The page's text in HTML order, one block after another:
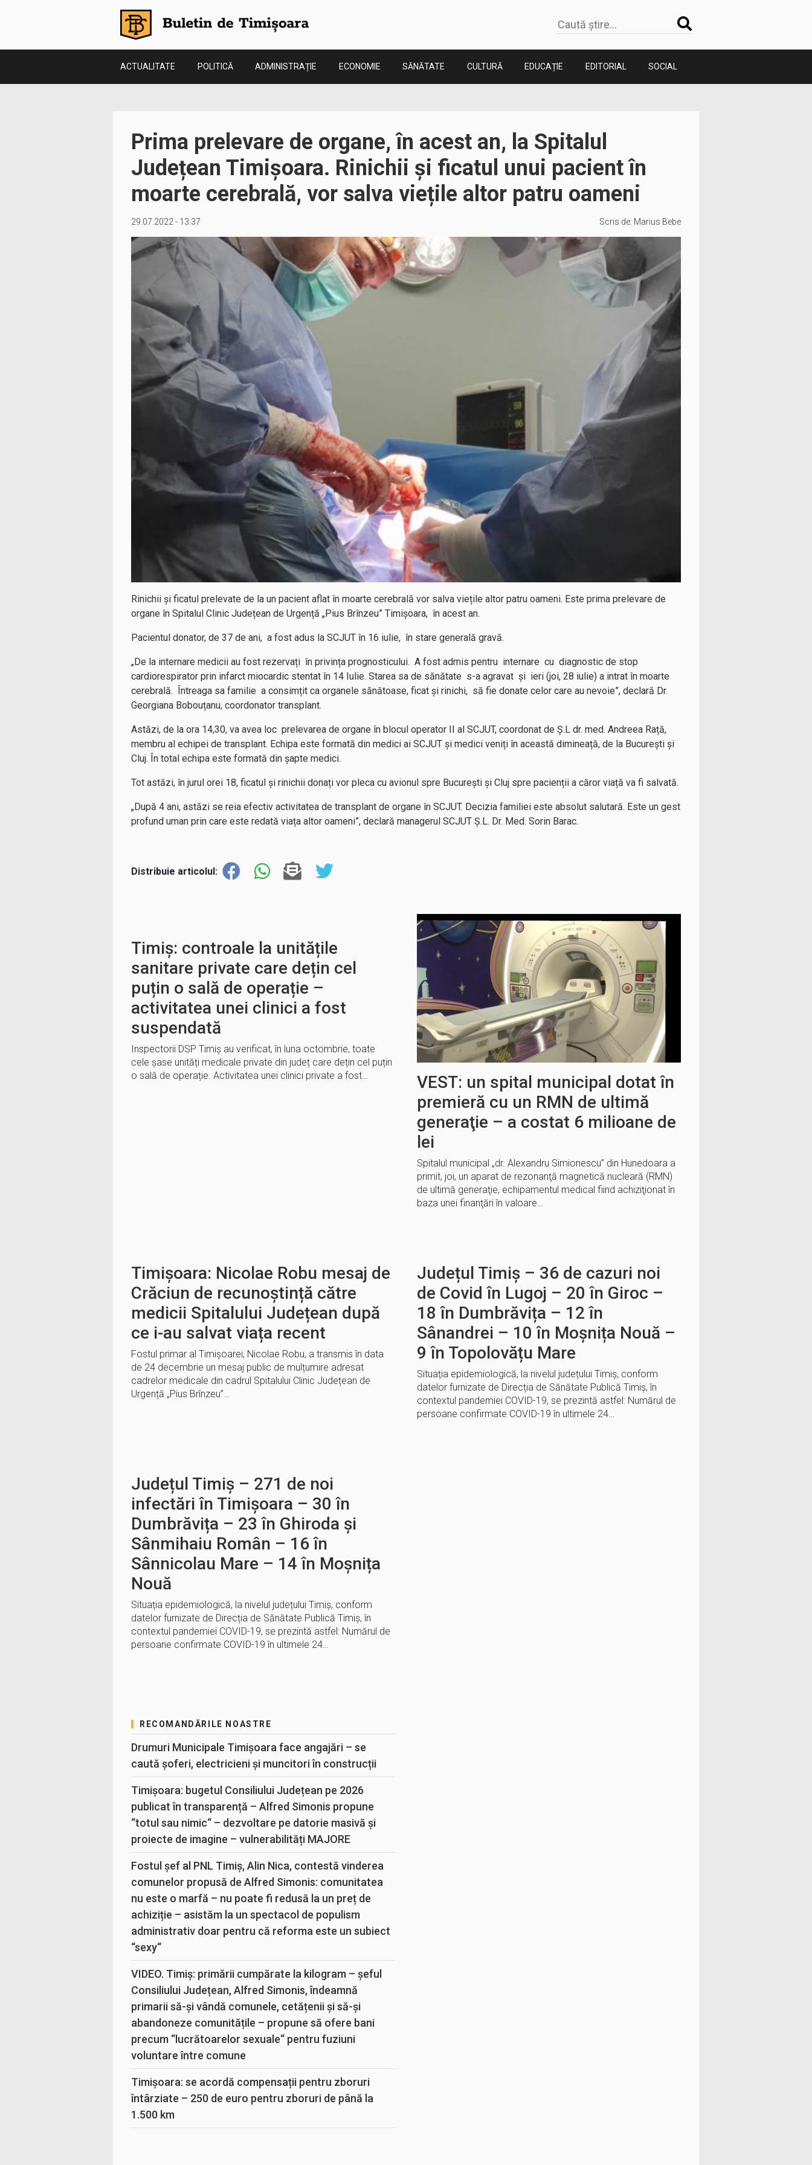
ACTUALITATE POLITICĂ ADMINISTRAȚIE ECONOMIE SĂNĂTATE CULTURĂ EDUCAȚIE EDITORIAL SOCIAL
Prima prelevare de organe, în acest an, la Spitalul
Județean Timișoara. Rinichii și ficatul unui pacient în
moarte cerebrală, vor salva viețile altor patru oameni
29.07.2022 - 13:37 Scris de: Marius Bebe
Rinichii și ficatul prelevate de la un pacient aflat în moarte cerebrală vor salva viețile altor patru oameni. Este prima prelevare de
organe în Spitalul Clinic Județean de Urgență „Pius Brînzeu” Timișoara, în acest an.
Pacientul donator, de 37 de ani, a fost adus la SCJUT în 16 iulie, în stare generală gravă.
„De la internare medicii au fost rezervați în privința prognosticului. A fost admis pentru internare cu diagnostic de stop
cardiorespirator prin infarct miocardic stentat în 14 Iulie. Starea sa de sănătate s-a agravat și ieri (joi, 28 iulie) a intrat în moarte
cerebrală. Întreaga sa familie a consimțit ca organele sănătoase, ficat și rinichi, să fie donate celor care au nevoie”, declară Dr.
Georgiana Bobouțanu, coordonator transplant.
Astăzi, de la ora 14,30, va avea loc prelevarea de organe în blocul operator II al SCJUT, coordonat de Ș.L dr. med. Andreea Rață,
membru al echipei de transplant. Echipa este formată din medici ai SCJUT și medici veniți în această dimineață, de la București și
Cluj. În total echipa este formată din șapte medici.
Tot astăzi, în jurul orei 18, ficatul și rinichii donați vor pleca cu avionul spre București și Cluj spre pacienții a căror viață va fi salvată.
„După 4 ani, astăzi se reia efectiv activitatea de transplant de organe în SCJUT. Decizia familiei este absolut salutară. Este un gest
profund uman prin care este redată viața altor oameni”, declară managerul SCJUT Ș.L. Dr. Med. Sorin Barac.
Distribuie articolul:
Timiș: controale la unitățile
sanitare private care dețin cel
puțin o sală de operație –
activitatea unei clinici a fost
suspendată
Inspectorii DSP Timiș au verificat, în luna octombrie, toate
cele șase unități medicale private din județ care dețin cel puțin
o sală de operație. Activitatea unei clinici private a fost…
VEST: un spital municipal dotat în
premieră cu un RMN de ultimă
generaţie – a costat 6 milioane de
lei
Spitalul municipal „dr. Alexandru Simionescu” din Hunedoara a
primit, joi, un aparat de rezonanţă magnetică nucleară (RMN)
de ultimă generaţie, echipamentul medical fiind achiziţionat în
baza unei finanţări în valoare…
Timișoara: Nicolae Robu mesaj de
Crăciun de recunoștință către
medicii Spitalului Județean după
ce i-au salvat viața recent
Fostul primar al Timișoarei, Nicolae Robu, a transmis în data
de 24 decembrie un mesaj public de mulțumire adresat
cadrelor medicale din cadrul Spitalului Clinic Județean de
Urgență „Pius Brînzeu”…
Județul Timiș – 36 de cazuri noi
de Covid în Lugoj – 20 în Giroc –
18 în Dumbrăvița – 12 în
Sânandrei – 10 în Moșnița Nouă –
9 în Topolovățu Mare
Situația epidemiologică, la nivelul județului Timiș, conform
datelor furnizate de Direcția de Sănătate Publică Timiș, în
contextul pandemiei COVID-19, se prezintă astfel: Numărul de
persoane confirmate COVID-19 în ultimele 24…
Județul Timiș – 271 de noi
infectări în Timișoara – 30 în
Dumbrăvița – 23 în Ghiroda și
Sânmihaiu Român – 16 în
Sânnicolau Mare – 14 în Moșnița
Nouă
Situația epidemiologică, la nivelul județului Timiș, conform
datelor furnizate de Direcția de Sănătate Publică Timiș, în
contextul pandemiei COVID-19, se prezintă astfel: Numărul de
persoane confirmate COVID-19 în ultimele 24…
RECOMANDĂRILE NOASTRE
Drumuri Municipale Timișoara face angajări – se
caută șoferi, electricieni și muncitori în construcții
Timișoara: bugetul Consiliului Județean pe 2026
publicat în transparență – Alfred Simonis propune
“totul sau nimic“ – dezvoltare pe datorie masivă și
proiecte de imagine – vulnerabilități MAJORE
Fostul șef al PNL Timiș, Alin Nica, contestă vinderea
comunelor propusă de Alfred Simonis: comunitatea
nu este o marfă – nu poate fi redusă la un preț de
achiziție – asistăm la un spectacol de populism
administrativ doar pentru că reforma este un subiect
“sexy“
VIDEO. Timiș: primării cumpărate la kilogram – șeful
Consiliului Județean, Alfred Simonis, îndeamnă
primarii să-și vândă comunele, cetățenii și să-și
abandoneze comunitățile – propune să ofere bani
precum “lucrătoarelor sexuale“ pentru fuziuni
voluntare între comune
Timișoara: se acordă compensații pentru zboruri
întârziate – 250 de euro pentru zboruri de până la
1.500 km